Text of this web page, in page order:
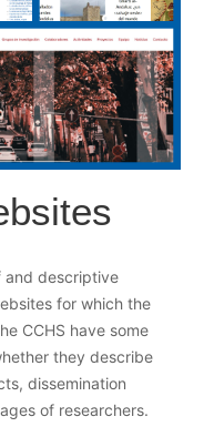
and descriptive
for which the
CCHS have some
they describe
dissemination
of researchers.